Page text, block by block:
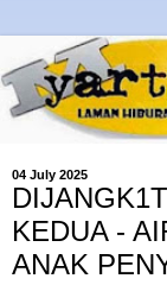
04 July 2025
KEDUA -
ANAK